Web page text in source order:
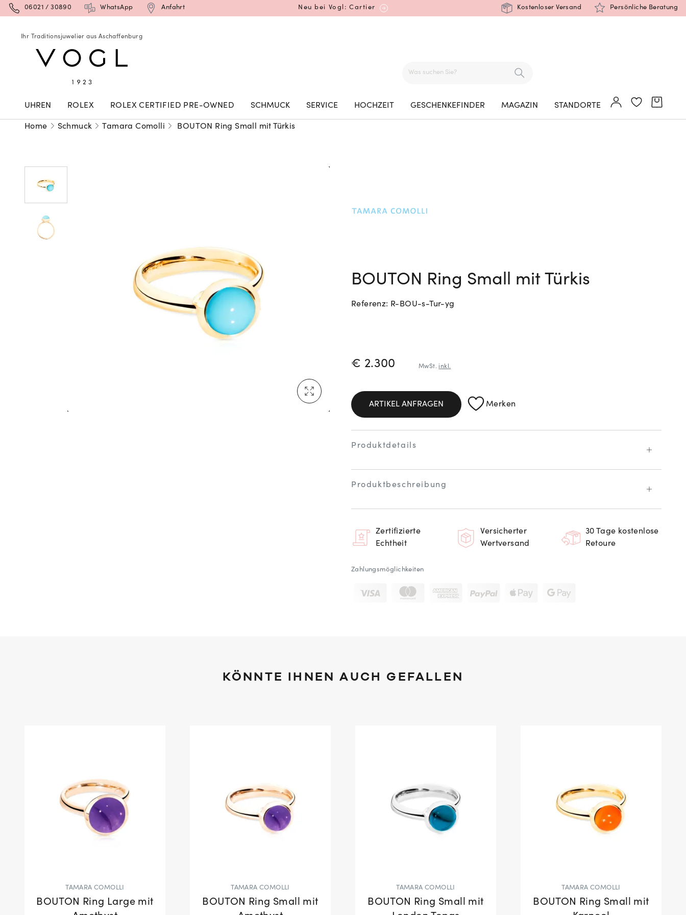
06021 / 30890 WhatsApp Anfahrt Neu bei Vogl: Cartier
Mehr erfahren: Ikonische Uhren von Cartier
Mehr erfahren: Ikonische Uhren von Cartier
Rolex Certified Pre-Owned entdecken
Kostenloser Versand Persönliche Beratung
Ihr Traditionsjuwelier aus Aschaffenburg
UHREN ROLEX ROLEX CERTIFIED PRE-OWNED SCHMUCK SERVICE HOCHZEIT GESCHENKEFINDER MAGAZIN STANDORTE
Home Schmuck Tamara Comolli BOUTON Ring Small mit Türkis
BOUTON Ring Small mit Türkis
Referenz: R-BOU-s-Tur-yg
PREISINFORMATIONEN
€ 2.300 MwSt. inkl.
ARTIKEL ANFRAGEN Merken
Produktdetails
Produktbeschreibung
Zertifizierte
Echtheit
Versicherter
Wertversand
30 Tage kostenlose
Retoure
Zahlungsmöglichkeiten
KÖNNTE IHNEN AUCH GEFALLEN
TAMARA COMOLLI
BOUTON Ring Large mit
TAMARA COMOLLI
BOUTON Ring Small mit
TAMARA COMOLLI
BOUTON Ring Small mit
TAMARA COMOLLI
BOUTON Ring Small mit